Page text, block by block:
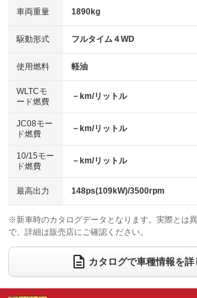
アイドリングストップ
：装備あり
USB入力端子
：装備なし
100V電源
：装備あり
センターデフロック
：装備なし
電動格納ミラー
：装備あり
キーレス
HID(キセノンライト)
：装備なし
バックカメラ
：装備あり
エアロ
：装備なし
：装備なし
パワーシート
ベンチシート
：装備なし
チップアップシート
：装備なし
：装備なし ：装
ウォークスルー
：装備なし
電動リアゲート フロ
：装
：装備なし ：装
車両重量 1890kg
駆動形式 フルタイム４WD
使用燃料 軽油
WLTCモ
ード燃費
－km/リットル
JC08モー
ド燃費
－km/リットル
10/15モー
ド燃費
－km/リットル
最高出力 148ps(109kW)/3500rpm
※新車時のカタログデータとなります。実際とは
で、詳細は販売店にご確認ください。
カタログで車種情報を詳